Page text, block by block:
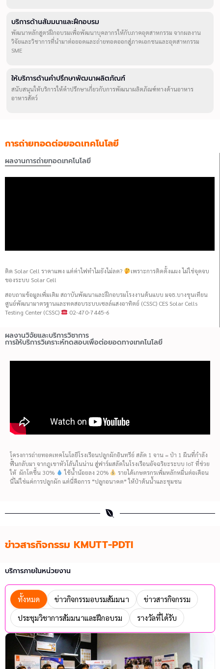
บริการด้านสัมมนาและฝึกอบรม
พัฒนาหลักสูตรฝึกอบรมเพื่อพัฒนาบุคลากรให้กับภาคอุตสาหกรรม จากผลงาน
วิจัยและวิชาการที่นำมาต่อยอดและถ่ายทอดออกสู่ภาคเอกชนและอุตสาหกรรม
SME
ให้บริการด้านคำปรึกษาพัฒนาผลิตภัณฑ์
สนับสนุนให้บริการให้คำปรึกษาเกี่ยวกับการพัฒนาผลิตภัณฑ์ทางด้านอาหาร
อาหารสัตว์
การถ่ายทอดต่อยอดเทคโนโลยี
ผลงานการถ่ายทอดเทคโนโลยี
ติด Solar Cell ราคาแพง แต่ค่าไฟทำไมยังไม่ลด?
เพราะการติดตั้งแผง ไม่ใช่จุดจบ
ของระบบ Solar Cell
สอบถามข้อมูลเพิ่มเติม สถาบันพัฒนาและฝึกอบรมโรงงานต้นแบบ มจธ.บางขุนเทียน
ศูนย์พัฒนามาตรฐานและทดสอบระบบเซลล์แสงอาทิตย์ (CSSC) CES Solar Cells
Testing Center (CSSC)
02-470-7445-6
ผลงานวิจัยและบริการวิชาการ
การให้บริการวิเคราะห์ทดสอบเพื่อต่อยอดทางเทคโนโลยี
โครงการถ่ายทอดเทคโนโลยีโรงเรือนปลูกผักอินทรีย์ สลัด 1 จาน = ป่า 1 ผืนที่กำลัง
ฟื้นกลับมา จากภูเขาหัวโล้นในน่าน สู่ฟาร์มสลัดในโรงเรือนอัจฉริยะระบบ IoT ที่ช่วย
ให้ ผักโตขึ้น 30%
ใช้น้ำน้อยลง 20%
รายได้เกษตรกรเพิ่มหลักหมื่นต่อเดือน
นี่ไม่ใช่แค่การปลูกผัก แต่นี่คือการ “ปลูกอนาคต” ให้ป่าต้นน้ำและชุมชน
ข่าวสารกิจกรรม KMUTT-PDTI
บริการภายในหน่วยงาน
ทั้งหมด ข่าวกิจกรรมอบรมสัมมนา
ข่าวสารกิจกรรม
ประชุมวิชาการสัมมนาและฝึกอบรม
รางวัลที่ได้รับ